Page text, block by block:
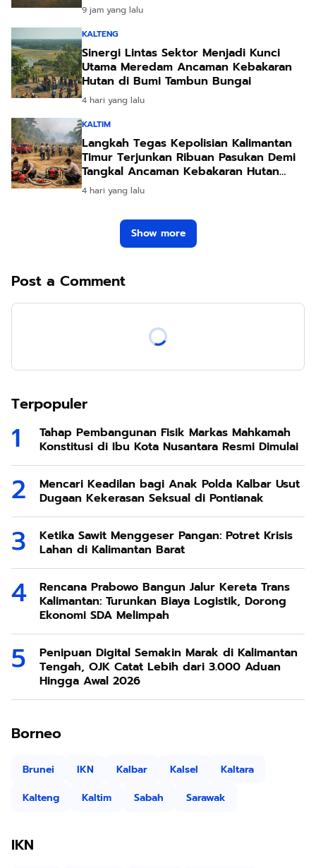
9 jam yang lalu
KALTENG
Sinergi Lintas Sektor Menjadi Kunci
Utama Meredam Ancaman Kebakaran
Hutan di Bumi Tambun Bungai
4 hari yang lalu
KALTIM
Langkah Tegas Kepolisian Kalimantan
Timur Terjunkan Ribuan Pasukan Demi
Tangkal Ancaman Kebakaran Hutan
Akibat Kemarau Ekstrem
4 hari yang lalu
Show more
Post a Comment
Terpopuler
Tahap Pembangunan Fisik Markas Mahkamah
Konstitusi di Ibu Kota Nusantara Resmi Dimulai
Mencari Keadilan bagi Anak Polda Kalbar Usut
Dugaan Kekerasan Seksual di Pontianak
Ketika Sawit Menggeser Pangan: Potret Krisis
Lahan di Kalimantan Barat
Rencana Prabowo Bangun Jalur Kereta Trans
Kalimantan: Turunkan Biaya Logistik, Dorong
Ekonomi SDA Melimpah
Penipuan Digital Semakin Marak di Kalimantan
Tengah, OJK Catat Lebih dari 3.000 Aduan
Hingga Awal 2026
Borneo
Brunei IKN Kalbar Kalsel
Kaltara
Kalteng
Kaltim Sabah Sarawak
IKN